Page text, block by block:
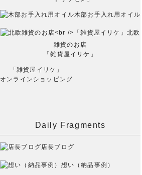
木部お手入れ用オイル
北欧
雑貨のお店
「雑貨屋イリケ」
「雑貨屋イリケ」
オンラインショッピング
Daily Fragments
店長ブログ
想い（納品事例）